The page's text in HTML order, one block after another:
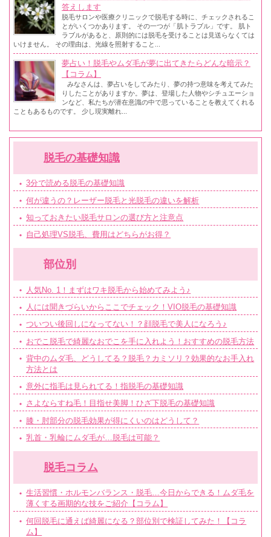
答えします
脱毛サロンや医療クリニックで脱毛する時に、チェックされるこ
とがいくつかあります。 その一つが「肌トラブル」です。 肌ト
ラブルがあると、原則的には脱毛を受けることは見送らなくては
いけません。 その理由は、光線を照射すること...
夢占い！脱毛やムダ毛が夢に出てきたらどんな暗示？
【コラム】
みなさんは、夢占いをしてみたり、夢の持つ意味を考えてみた
りしたことがありますか。夢は、登場した人物やシチュエーショ
ンなど、私たちが潜在意識の中で思っていることを教えてくれる
こともあるものです。 少し現実離れ...
脱毛の基礎知識
3分で読める脱毛の基礎知識
何が違うの？レーザー脱毛と光脱毛の違いを解析
知っておきたい脱毛サロンの選び方と注意点
自己処理VS脱毛、費用はどちらがお得？
部位別
人気No. 1！まずはワキ脱毛から始めてみよう♪
人には聞きづらいからここでチェック！VIO脱毛の基礎知識
ついつい後回しになってない！？顔脱毛で美人になろう♪
おでこ脱毛で綺麗なおでこを手に入れよう！おすすめの脱毛方法
背中のムダ毛、どうしてる？脱毛？カミソリ？効果的なお手入れ
方法とは
意外に指毛は見られてる！指脱毛の基礎知識
さよならすね毛！目指せ美脚！ひざ下脱毛の基礎知識
膝・肘部分の脱毛効果が得にくいのはどうして？
乳首・乳輪にムダ毛が…脱毛は可能？
脱毛コラム
生活習慣・ホルモンバランス・脱毛…今日からできる！ムダ毛を
薄くする画期的な技をご紹介【コラム】
何回脱毛に通えば綺麗になる？部位別で検証してみた！【コラ
ム】